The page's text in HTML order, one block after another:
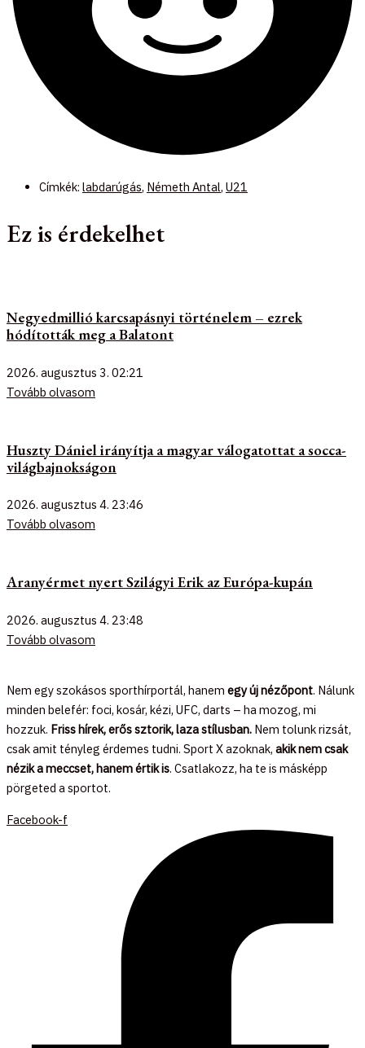
Címkék: labdarúgás, Németh Antal, U21
Ez is érdekelhet
Negyedmillió karcsapásnyi történelem – ezrek
hódították meg a Balatont
2026. augusztus 3. 02:21
Tovább olvasom
Huszty Dániel irányítja a magyar válogatottat a socca-
világbajnokságon
2026. augusztus 4. 23:46
Tovább olvasom
Aranyérmet nyert Szilágyi Erik az Európa-kupán
2026. augusztus 4. 23:48
Tovább olvasom
Nem egy szokásos sporthírportál, hanem egy új nézőpont. Nálunk
minden belefér: foci, kosár, kézi, UFC, darts – ha mozog, mi
hozzuk. Friss hírek, erős sztorik, laza stílusban. Nem tolunk rizsát,
csak amit tényleg érdemes tudni. Sport X azoknak, akik nem csak
nézik a meccset, hanem értik is. Csatlakozz, ha te is másképp
pörgeted a sportot.
Facebook-f